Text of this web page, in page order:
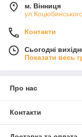
м. Вінниця
Контакти
Сьогодні
Показати весь
Про нас
Контакти